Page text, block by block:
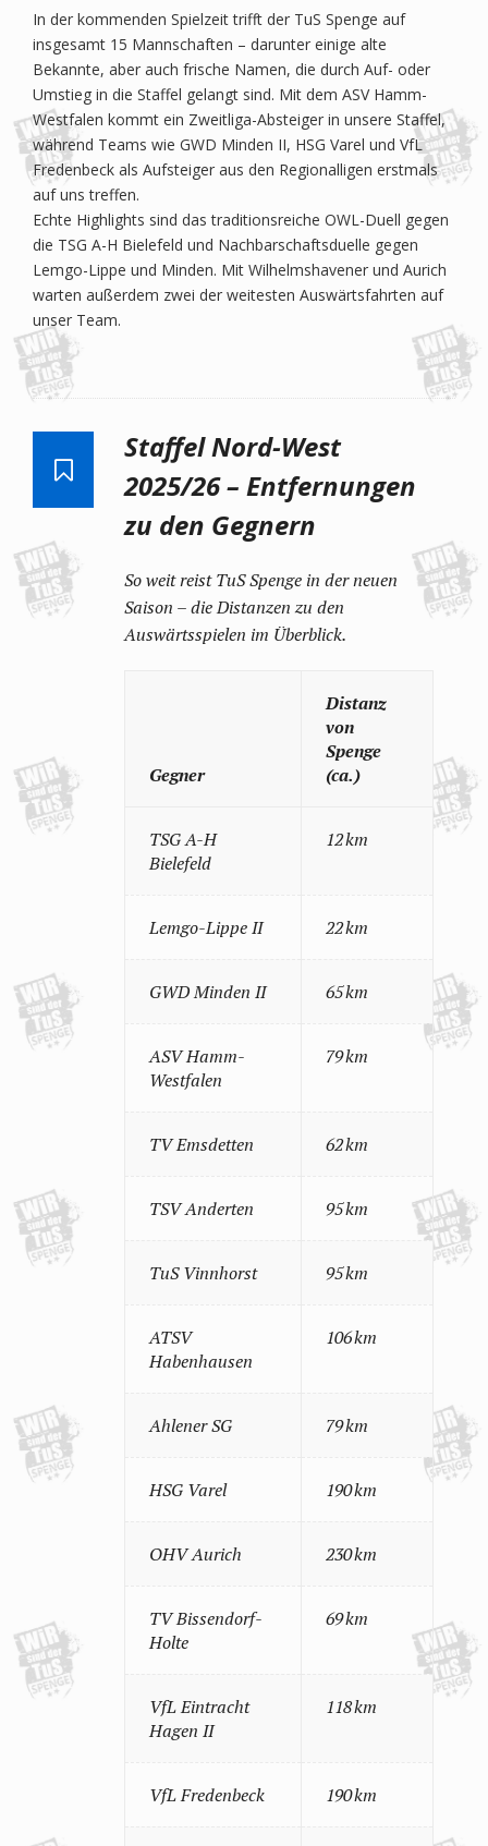
In der kommenden Spielzeit trifft der TuS Spenge auf
insgesamt 15 Mannschaften – darunter einige alte
Bekannte, aber auch frische Namen, die durch Auf- oder
Umstieg in die Staffel gelangt sind. Mit dem ASV Hamm-
Westfalen kommt ein Zweitliga-Absteiger in unsere Staffel,
während Teams wie GWD Minden II, HSG Varel und VfL
Fredenbeck als Aufsteiger aus den Regionalligen erstmals
auf uns treffen.
Echte Highlights sind das traditionsreiche OWL-Duell gegen
die TSG A-H Bielefeld und Nachbarschaftsduelle gegen
Lemgo-Lippe und Minden. Mit Wilhelmshavener und Aurich
warten außerdem zwei der weitesten Auswärtsfahrten auf
unser Team.
Staffel Nord-West
2025/26 – Entfernungen
zu den Gegnern
So weit reist TuS Spenge in der neuen
Saison – die Distanzen zu den
Auswärtsspielen im Überblick.
Gegner
Distanz
von
Spenge
(ca.)
TSG A-H
Bielefeld
12 km
Lemgo-Lippe II 22 km
GWD Minden II 65 km
ASV Hamm-
Westfalen
79 km
TV Emsdetten 62 km
TSV Anderten 95 km
TuS Vinnhorst 95 km
ATSV
Habenhausen
106 km
Ahlener SG 79 km
HSG Varel 190 km
OHV Aurich 230 km
TV Bissendorf-
Holte
69 km
VfL Eintracht
Hagen II
118 km
VfL Fredenbeck 190 km